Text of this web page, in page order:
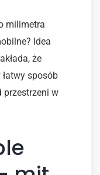
milimetra
Idea
że
sposób
przestrzeni w